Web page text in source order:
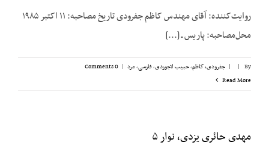
روایت‌کننده: آقای مهندس کاظم جفرودی تاریخ مصاحبه: ۱۱ اکتبر ۱۹۸۵
محل‌مصاحبه: پاریس ـ [...]
By
|
| جفرودی، کاظم,حبیب لاجوردی,فارسی,مرد |
0 Comments
Read More
مهدی حائری یزدی، نوار ۵